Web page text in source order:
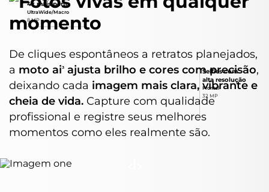
01 Telefone
01 Moto Buds
01 Cabo USB-A / USB-C
01 Carregador Turbo Power™ 33 W
01 Ferramenta de remoção do chip
12
Selfies com
alta resolução
Frontal
32 MP
4x mais perto
UltraWide/Macro
8 MP
momento
De cliques espontâneos a retratos planejados,
a moto ai³ ajusta brilho e cores com precisão,
deixando cada imagem mais clara, vibrante e
cheia de vida. Capture com qualidade
profissional e registre seus melhores
momentos como eles realmente são.